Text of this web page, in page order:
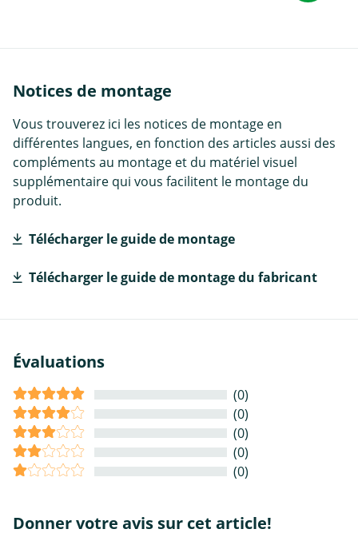
Notices de montage
Vous trouverez ici les notices de montage en
différentes langues, en fonction des articles aussi des
compléments au montage et du matériel visuel
supplémentaire qui vous facilitent le montage du
produit.
Télécharger le guide de montage
Télécharger le guide de montage du fabricant
Évaluations
(0)
(0)
(0)
(0)
(0)
Donner votre avis sur cet article!